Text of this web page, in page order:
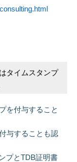
タイムスタンプ
を付与すること
与することも認
プとTDB証明書